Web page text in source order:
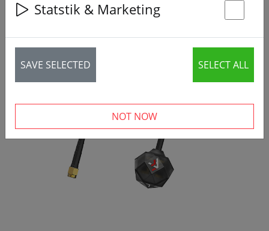
Statstik & Marketing
SAVE SELECTED SELECT ALL
NOT NOW